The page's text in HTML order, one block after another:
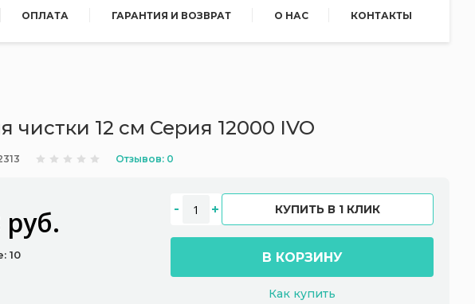
ОПЛАТА ГАРАНТИЯ И ВОЗВРАТ О НАС КОНТАКТЫ
чистки 12 см Серия 12000 IVO
Отзывов: 0
руб.
10
КУПИТЬ В 1 КЛИК
В КОРЗИНУ
Как купить